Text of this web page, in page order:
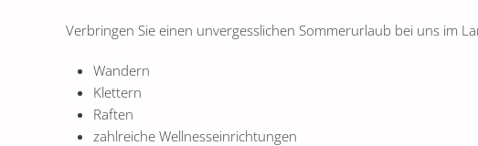
Verbringen Sie einen unvergesslichen Sommerurlaub bei uns im
Wandern
Klettern
Raften
zahlreiche Wellnesseinrichtungen